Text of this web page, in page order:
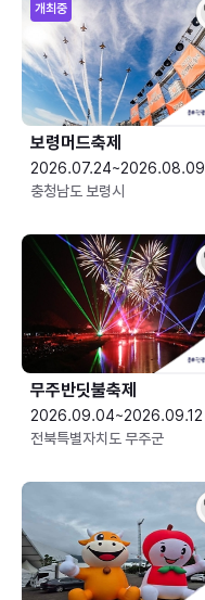
개최중
보령머드축제
2026.07.24~2026.08.09
충청남도 보령시
무주반딧불축제
2026.09.04~2026.09.12
전북특별자치도 무주군